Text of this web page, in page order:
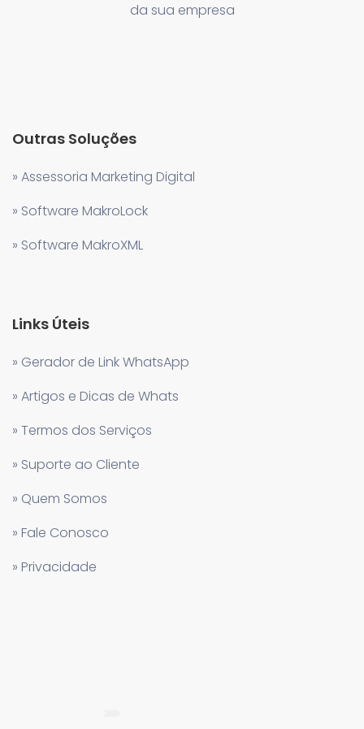
da sua empresa
Outras Soluções
» Assessoria Marketing Digital
» Software MakroLock
» Software MakroXML
Links Úteis
» Gerador de Link WhatsApp
» Artigos e Dicas de Whats
» Termos dos Serviços
» Suporte ao Cliente
» Quem Somos
» Fale Conosco
» Privacidade